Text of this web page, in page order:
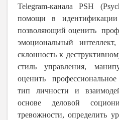
Telegram-канала PSH
помощи в идентификации
позволяющий оценить
эмоциональный
склонность к
стиль управления,
оценить
тип личности и
основе деловой
тревожности, определить